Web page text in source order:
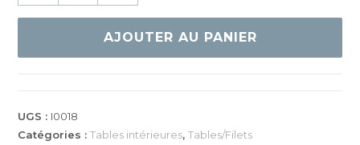
AJOUTER AU PANIER
UGS : I0018
Catégories :Tables intérieures,Tables/Filets